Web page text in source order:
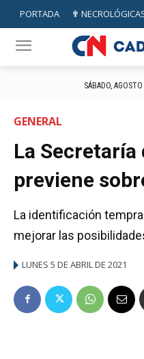
PORTADA ✟
SÁBADO,
GENERAL
La Secretaría
previene
La identificación
mejorar las
LUNES 5 DE ABRIL DE 2021